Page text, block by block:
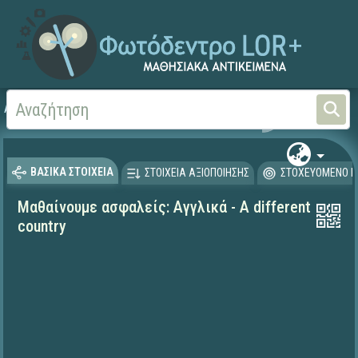
Αρχική Μαθαίνουμε στο Σπίτι
ΒΑΣΙΚΑ ΣΤΟΙΧΕΙΑ ΣΤΟΙΧΕΙΑ ΑΞΙΟΠΟΙΗΣΗΣ ΣΤΟΧΕΥΟΜΕΝΟ
Μαθαίνουμε ασφαλείς: Αγγλικά - A different
country